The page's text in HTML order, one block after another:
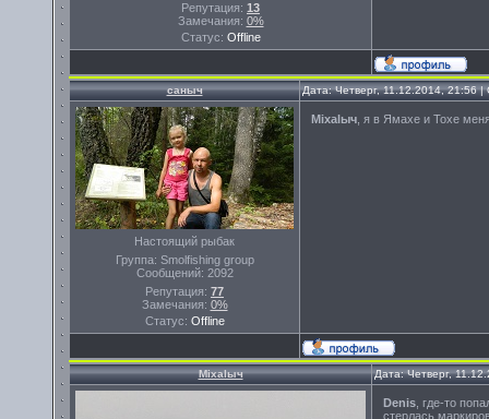
Репутация: 13
Замечания: 0%
Статус: Offline
саныч Дата: Четверг, 11.12.2014, 21:56
Настоящий рыбак
Группа: Smolfishing group
Сообщений: 2092
Репутация: 77
Замечания: 0%
Статус: Offline
Miхalыч , я в Ямахе и Тохе
Miхalыч Дата: Четверг,
Denis , где-то
стерлась